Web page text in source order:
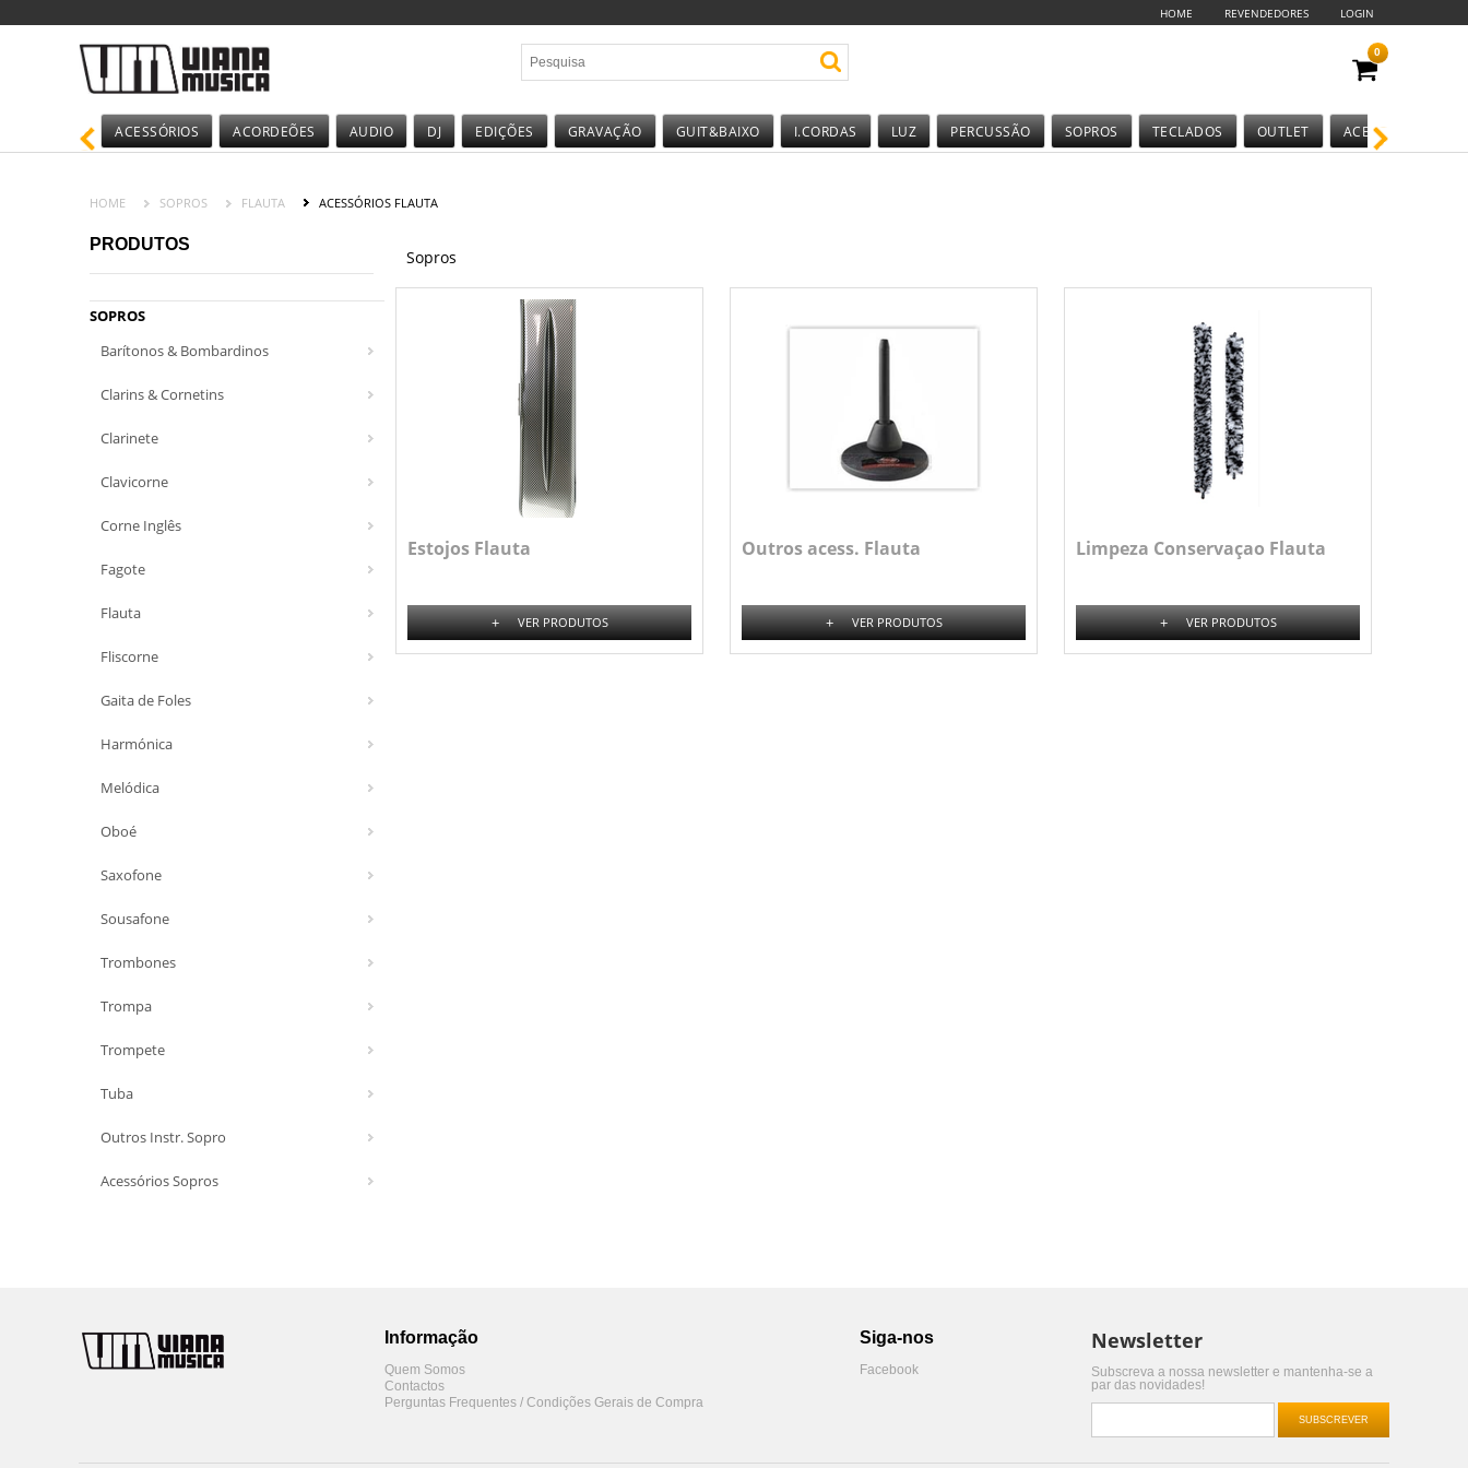
HOME REVENDEDORES LOGIN
0
ACESSÓRIOS ACORDEÕES AUDIO DJ EDIÇÕES GRAVAÇÃO GUIT&BAIXO I.CORDAS LUZ PERCUSSÃO SOPROS TECLADOS OUTLET ACESSÓRIOS
HOME SOPROS FLAUTA ACESSÓRIOS FLAUTA
PRODUTOS
SOPROS
Barítonos & Bombardinos
Clarins & Cornetins
Clarinete
Clavicorne
Corne Inglês
Fagote
Flauta
Fliscorne
Gaita de Foles
Harmónica
Melódica
Oboé
Saxofone
Sousafone
Trombones
Trompa
Trompete
Tuba
Outros Instr. Sopro
Acessórios Sopros
Sopros
Estojos Flauta
+ VER PRODUTOS
Outros acess. Flauta
+ VER PRODUTOS
Limpeza Conservaçao Flauta
+ VER PRODUTOS
Informação
Quem Somos
Contactos
Perguntas Frequentes / Condições Gerais de Compra
Siga-nos
Facebook
Newsletter
Subscreva a nossa newsletter e mantenha-se a
par das novidades!
SUBSCREVER